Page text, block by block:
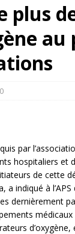
plus
0
par
hospitaliers et
de cette
indiqué à l’APS
dernièrement